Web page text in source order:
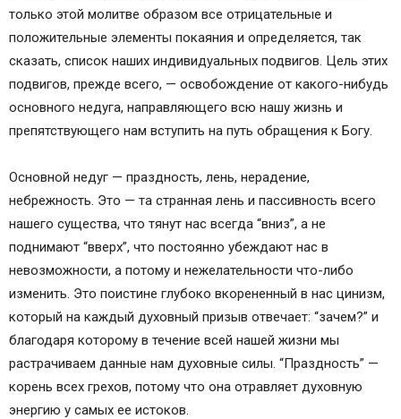
только этой молитве образом все отрицательные и
положительные элементы покаяния и определяется, так
сказать, список наших индивидуальных подвигов. Цель этих
подвигов, прежде всего, — освобождение от какого-нибудь
основного недуга, направляющего всю нашу жизнь и
препятствующего нам вступить на путь обращения к Богу.
Основной недуг — праздность, лень, нерадение,
небрежность. Это — та странная лень и пассивность всего
нашего существа, что тянут нас всегда “вниз”, а не
поднимают “вверх”, что постоянно убеждают нас в
невозможности, а потому и нежелательности что-либо
изменить. Это поистине глубоко вкорененный в нас цинизм,
который на каждый духовный призыв отвечает: “зачем?” и
благодаря которому в течение всей нашей жизни мы
растрачиваем данные нам духовные силы. “Праздность” —
корень всех грехов, потому что она отравляет духовную
энергию у самых ее истоков.